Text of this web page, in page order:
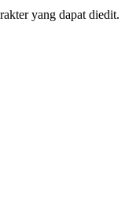
yang dapat diedit.